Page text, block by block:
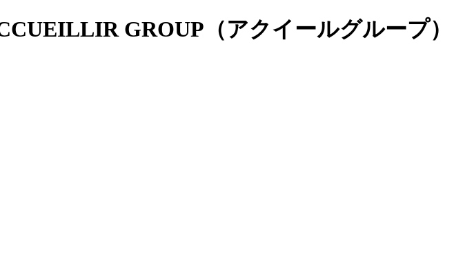
GROUP（アクイールグループ）